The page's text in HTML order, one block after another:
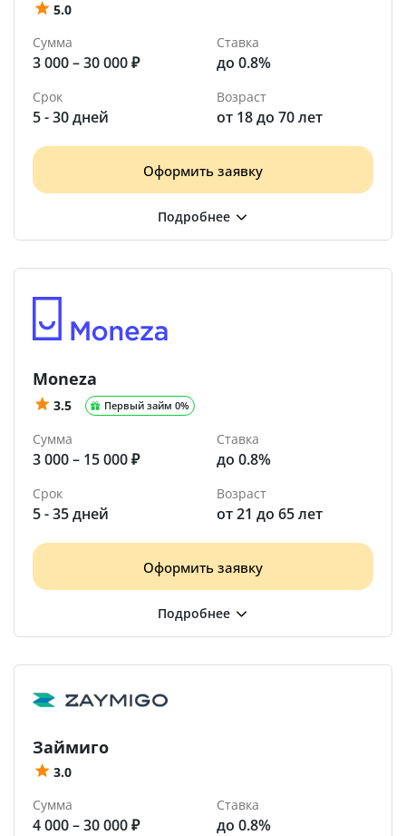
5.0
Сумма
3 000 – 30 000 ₽
Ставка
до 0.8%
Срок
5 - 30 дней
Возраст
от 18 до 70 лет
Оформить заявку
Moneza
3.5 Первый займ 0%
Сумма
3 000 – 15 000 ₽
Ставка
до 0.8%
Срок
5 - 35 дней
Возраст
от 21 до 65 лет
Оформить заявку
Займиго
3.0
Сумма
4 000 – 30 000 ₽
Ставка
до 0.8%